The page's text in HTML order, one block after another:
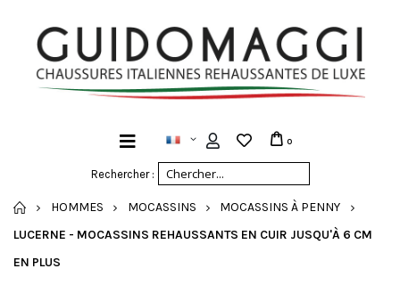
Rechercher :
0
ACCUEIL
HOMMES MOCASSINS
MOCASSINS À PENNY
LUCERNE - MOCASSINS REHAUSSANTS EN CUIR JUSQU'À 6 CM
EN PLUS